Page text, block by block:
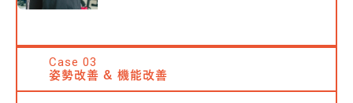
Case03
姿勢改善 & 機能改善